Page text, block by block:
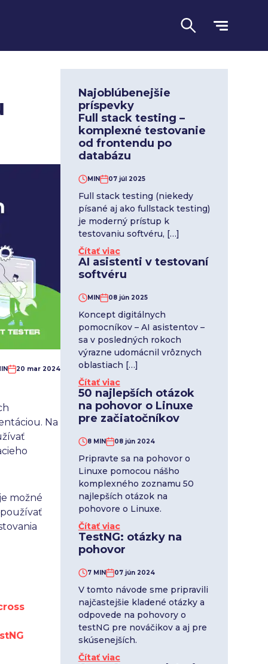
Jazyk
20 mar 2024
Na
možné
Najoblúbenejšie
príspevky
Full stack testing –
komplexné testovanie
od frontendu po
databázu
MIN 07 júl 2025
Full stack testing (niekedy
písané aj ako fullstack testing)
je moderný prístup k
testovaniu softvéru, […]
Čítať viac
AI asistenti v testovaní
softvéru
MIN 08 jún 2025
Koncept digitálnych
pomocníkov – AI asistentov –
sa v posledných rokoch
výrazne udomácnil vrôznych
oblastiach […]
Čítať viac
50 najlepších otázok
na pohovor o Linuxe
pre začiatočníkov
8 MIN 08 jún 2024
Pripravte sa na pohovor o
Linuxe pomocou nášho
komplexného zoznamu 50
najlepších otázok na
pohovore o Linuxe.
Čítať viac
TestNG: otázky na
pohovor
7 MIN 07 jún 2024
V tomto návode sme pripravili
najčastejšie kladené otázky a
odpovede na pohovory o
testNG pre nováčikov a aj pre
skúsenejších.
Čítať viac